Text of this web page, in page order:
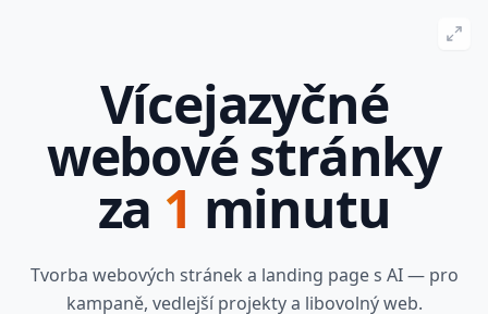
Vícejazyčné
webové stránky
za 1 minutu
Tvorba webových stránek a landing page s AI — pro
kampaně, vedlejší projekty a libovolný web.